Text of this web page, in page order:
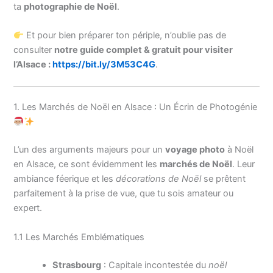
ta photographie de Noël.
Et pour bien préparer ton périple, n’oublie pas de
consulter notre guide complet & gratuit pour visiter
l’Alsace :https://bit.ly/3M53C4G.
1. Les Marchés de Noël en Alsace : Un Écrin de Photogénie
L’un des arguments majeurs pour unvoyage photo à Noël
en Alsace, ce sont évidemment les marchés de Noël. Leur
ambiance féerique et lesdécorations de Noëlse prêtent
parfaitement à la prise de vue, que tu sois amateur ou
expert.
1.1 Les Marchés Emblématiques
Strasbourg : Capitale incontestée dunoël